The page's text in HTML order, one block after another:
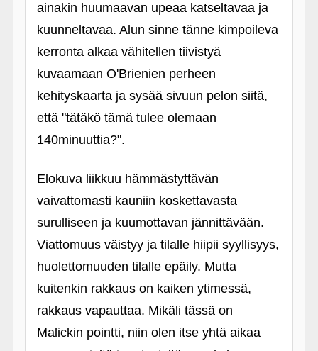
ainakin huumaavan upeaa katseltavaa ja
kuunneltavaa. Alun sinne tänne kimpoileva
kerronta alkaa vähitellen tiivistyä
kuvaamaan O'Brienien perheen
kehityskaarta ja sysää sivuun pelon siitä,
että "tätäkö tämä tulee olemaan
140minuuttia?".
Elokuva liikkuu hämmästyttävän
vaivattomasti kauniin koskettavasta
surulliseen ja kuumottavan jännittävään.
Viattomuus väistyy ja tilalle hiipii syyllisyys,
huolettomuuden tilalle epäily. Mutta
kuitenkin rakkaus on kaiken ytimessä,
rakkaus vapauttaa. Mikäli tässä on
Malickin pointti, niin olen itse yhtä aikaa